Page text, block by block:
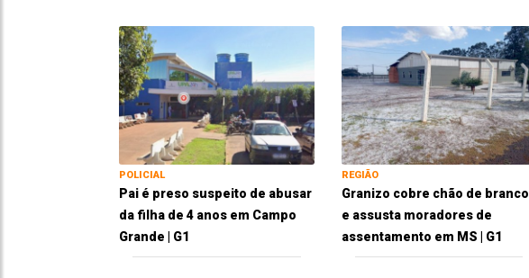
POLICIAL
Pai é preso suspeito de abusar
da filha de 4 anos em Campo
Grande | G1
REGIÃO
Granizo cobre chão de branco
e assusta moradores de
assentamento em MS | G1